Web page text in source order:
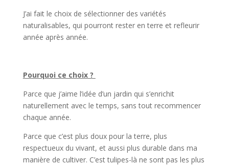
J’ai fait le choix de sélectionner des variétés
naturalisables, qui pourront rester en terre et refleurir
année après année.
Pourquoi ce choix ?
Parce que j’aime l’idée d’un jardin qui s’enrichit
naturellement avec le temps, sans tout recommencer
chaque année.
Parce que c’est plus doux pour la terre, plus
respectueux du vivant, et aussi plus durable dans ma
manière de cultiver. C’est tulipes-là ne sont pas les plus